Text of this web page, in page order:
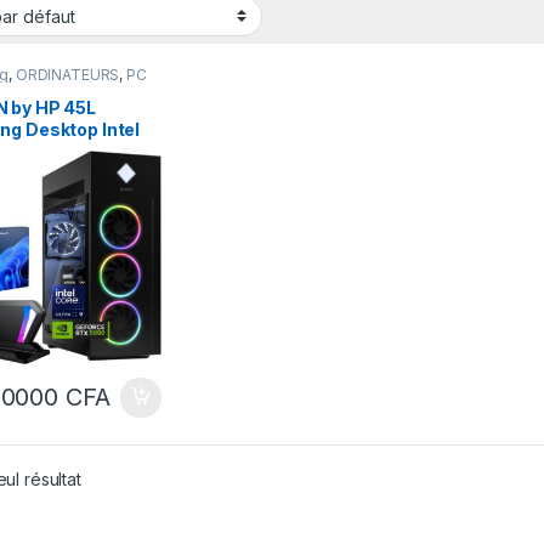
, ORDINATEURS, PC
by HP 45L
Desktop Intel
9 285K Ram
DDR5 4 To SSD
GeForce RTX
Tower AI PC
CFA
résultat